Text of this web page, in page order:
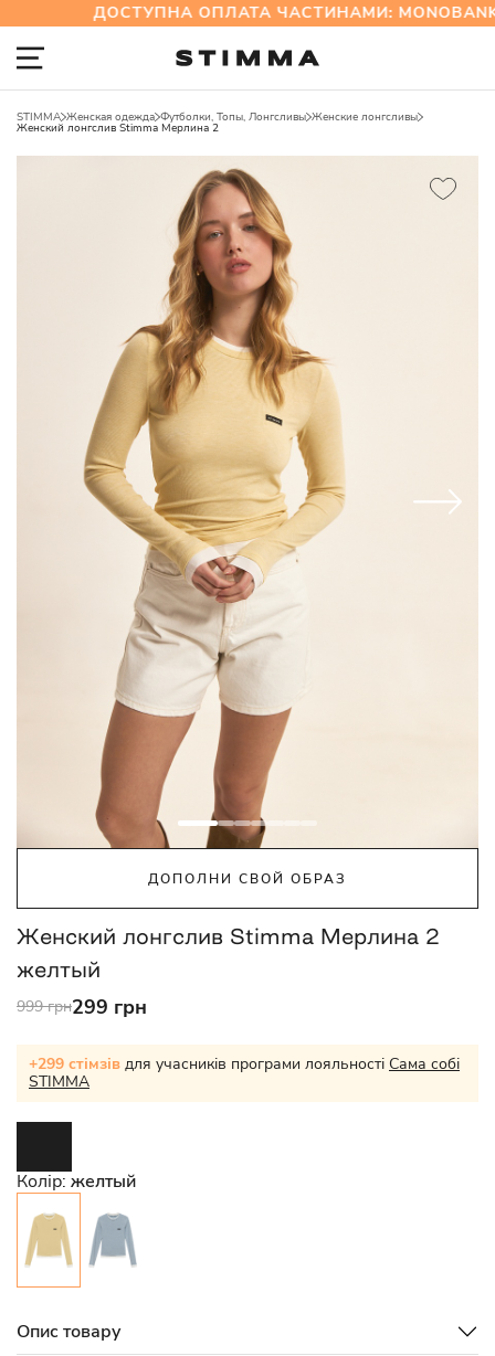
ДОСТУПНА ОПЛАТА ЧАСТИНАМИ:
STIMMA Женская одежда Футболки, Топы, Лонгсливы Женские лонгсливы
Женский лонгслив Stimma Мерлина 2
ДОПОЛНИ СВОЙ ОБРАЗ
Женский лонгслив Stimma Мерлина 2
желтый
999 грн299 грн
+299 стімзів для учасників програми лояльності Сама собі
STIMMA
Колір: желтый
Опис товару